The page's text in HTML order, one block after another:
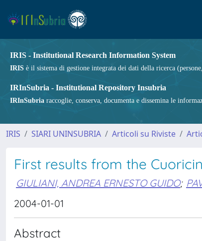
IRIS - Institutional Research Information System
IRIS è il sistema di gestione integrata dei dati della ricerca
IRInSubria - Institutional Repository Insubria
IRInSubria raccoglie, conserva, documenta e dissemina le
IRIS SIARI UNINSUBRIA Articoli su Riviste
First results from the
GIULIANI, ANDREA ERNESTO GUIDO;
2004-01-01
Abstract